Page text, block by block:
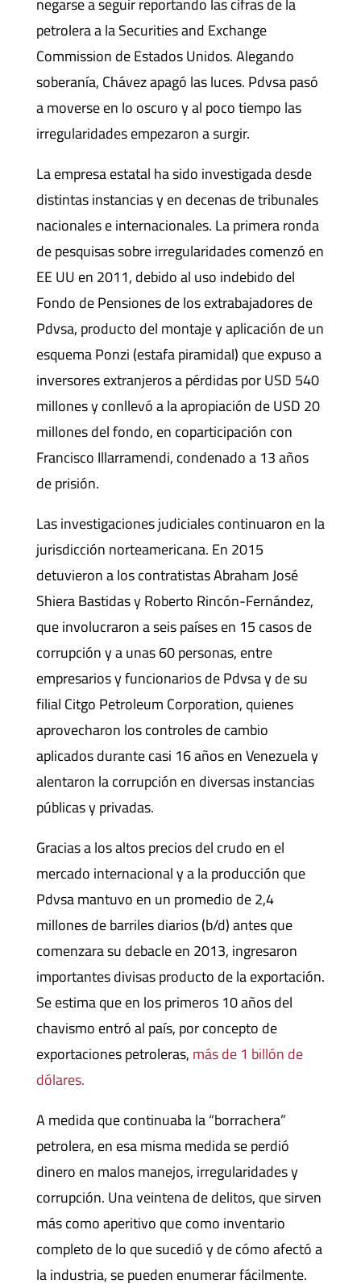
petrolera a la Securities and Exchange
Commission de Estados Unidos. Alegando
soberanía, Chávez apagó las luces. Pdvsa pasó
a moverse en lo oscuro y al poco tiempo las
irregularidades empezaron a surgir.
La empresa estatal ha sido investigada desde
distintas instancias y en decenas de tribunales
nacionales e internacionales. La primera ronda
de pesquisas sobre irregularidades comenzó en
EE UU en 2011, debido al uso indebido del
Fondo de Pensiones de los extrabajadores de
Pdvsa, producto del montaje y aplicación de un
esquema Ponzi (estafa piramidal) que expuso a
inversores extranjeros a pérdidas por USD 540
millones y conllevó a la apropiación de USD 20
millones del fondo, en coparticipación con
Francisco Illarramendi, condenado a 13 años
de prisión.
Las investigaciones judiciales continuaron en la
jurisdicción norteamericana. En 2015
detuvieron a los contratistas Abraham José
Shiera Bastidas y Roberto Rincón-Fernández,
que involucraron a seis países en 15 casos de
corrupción y a unas 60 personas, entre
empresarios y funcionarios de Pdvsa y de su
filial Citgo Petroleum Corporation, quienes
aprovecharon los controles de cambio
aplicados durante casi 16 años en Venezuela y
alentaron la corrupción en diversas instancias
públicas y privadas.
Gracias a los altos precios del crudo en el
mercado internacional y a la producción que
Pdvsa mantuvo en un promedio de 2,4
millones de barriles diarios (b/d) antes que
comenzara su debacle en 2013, ingresaron
importantes divisas producto de la exportación.
Se estima que en los primeros 10 años del
chavismo entró al país, por concepto de
exportaciones petroleras, más de 1 billón de
dólares.
A medida que continuaba la “borrachera”
petrolera, en esa misma medida se perdió
dinero en malos manejos, irregularidades y
corrupción. Una veintena de delitos, que sirven
más como aperitivo que como inventario
completo de lo que sucedió y de cómo afectó a
la industria, se pueden enumerar fácilmente.